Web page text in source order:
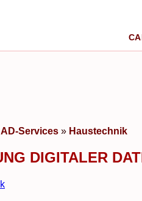
Services » Haustechnik
DIGITALER